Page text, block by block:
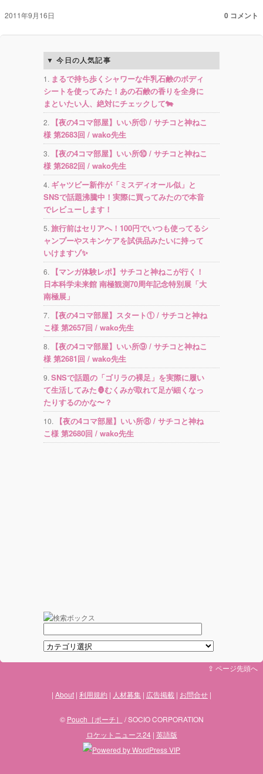
2011年9月16日 0 コメント
今日の人気記事
まるで持ち歩くシャワーな牛乳石鹸のボディ
シートを使ってみた！あの石鹸の香りを全身に
まといたい人、絶対にチェックして🐄
【夜の4コマ部屋】いい所⑪ / サチコと神ねこ
様 第2683回 / wako先生
【夜の4コマ部屋】いい所⑩ / サチコと神ねこ
様 第2682回 / wako先生
ギャツビー新作が「ミスディオール似」と
SNSで話題沸騰中！実際に買ってみたので本音
でレビューします！
旅行前はセリアへ！100円でいつも使ってるシ
ャンプーやスキンケアを試供品みたいに持って
いけますゾ✨
【マンガ体験レポ】サチコと神ねこが行く！
日本科学未来館 南極観測70周年記念特別展「大
南極展」
【夜の4コマ部屋】スタート① / サチコと神ね
こ様 第2657回 / wako先生
【夜の4コマ部屋】いい所⑨ / サチコと神ねこ
様 第2681回 / wako先生
SNSで話題の「ゴリラの裸足」を実際に履い
て生活してみた🦍むくみが取れて足が細くなっ
たりするのかな〜？
【夜の4コマ部屋】いい所⑧ / サチコと神ね
こ様 第2680回 / wako先生
⇪ ページ先頭へ
About 利用規約 人材募集 広告掲載 お問合せ
© Pouch［ポーチ］
/ SOCIO CORPORATION
ロケットニュース24| 英語版